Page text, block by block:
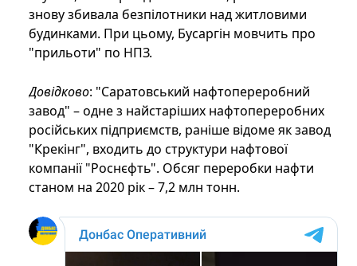
знову збивала безпілотники над житловими
будинками. При цьому, Бусаргін мовчить про
"прильоти" по НПЗ.
Довідково: "Саратовський нафтопереробний
завод" – одне з найстаріших нафтопереробних
російських підприємств, раніше відоме як завод
"Крекінг", входить до структури нафтової
компанії "Роснєфть". Обсяг переробки нафти
станом на 2020 рік – 7,2 млн тонн.